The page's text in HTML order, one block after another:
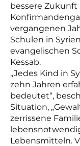
bessere Zukunft
vergangenen
Schulen in
evangelischen
Kessab.
„Jedes Kind in
zehn Jahren
bedeutet“,
Situation,
zerrissene
Lebensmitteln.